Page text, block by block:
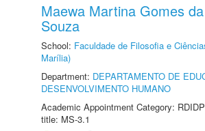
Maewa Martina Gomes
Souza
School: Faculdade de Filosofia e
Marília)
Department: DEPARTAMENTO DE
DESENVOLVIMENTO HUMANO
Academic Appointment Category:
title: MS-3.1